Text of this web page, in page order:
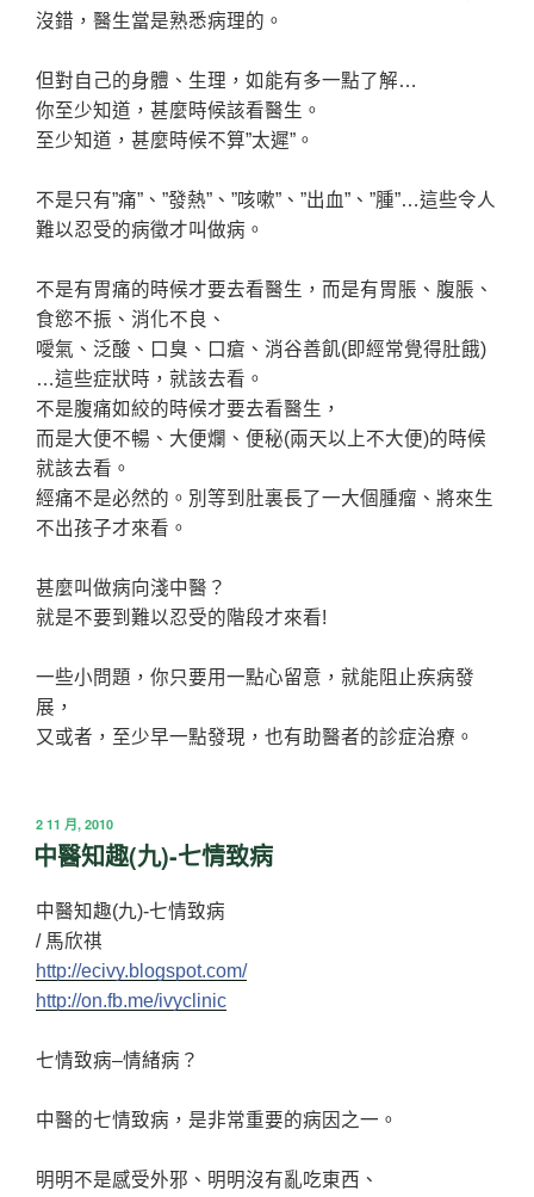
沒錯，醫生當是熟悉病理的。
但對自己的身體、生理，如能有多一點了解…
你至少知道，甚麼時候該看醫生。
至少知道，甚麼時候不算”太遲”。
不是只有”痛”、”發熱”、”咳嗽”、”出血”、”腫”…這些令人
難以忍受的病徵才叫做病。
不是有胃痛的時候才要去看醫生，而是有胃脹、腹脹、
食慾不振、消化不良、
噯氣、泛酸、口臭、口瘡、消谷善飢(即經常覺得肚餓)
…這些症狀時，就該去看。
不是腹痛如絞的時候才要去看醫生，
而是大便不暢、大便爛、便秘(兩天以上不大便)的時候
就該去看。
經痛不是必然的。別等到肚裏長了一大個腫瘤、將來生
不出孩子才來看。
甚麼叫做病向淺中醫？
就是不要到難以忍受的階段才來看!
一些小問題，你只要用一點心留意，就能阻止疾病發
展，
又或者，至少早一點發現，也有助醫者的診症治療。
發
佈
於
2 11 月, 2010
中醫知趣(九)-七情致病
中醫知趣(九)-七情致病
/ 馬欣祺
http://ecivy.blogspot.com/
http://on.fb.me/ivyclinic
七情致病–情緒病？
中醫的七情致病，是非常重要的病因之一。
明明不是感受外邪、明明沒有亂吃東西、